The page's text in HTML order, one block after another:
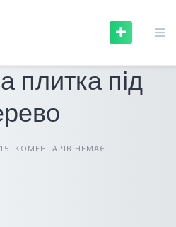
плитка під
КОМЕНТАРІВ НЕМАЄ